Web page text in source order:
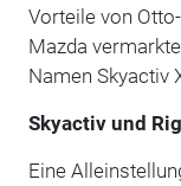
Vorteile von
Mazda
Namen Skyactiv
Skyactiv und
Eine